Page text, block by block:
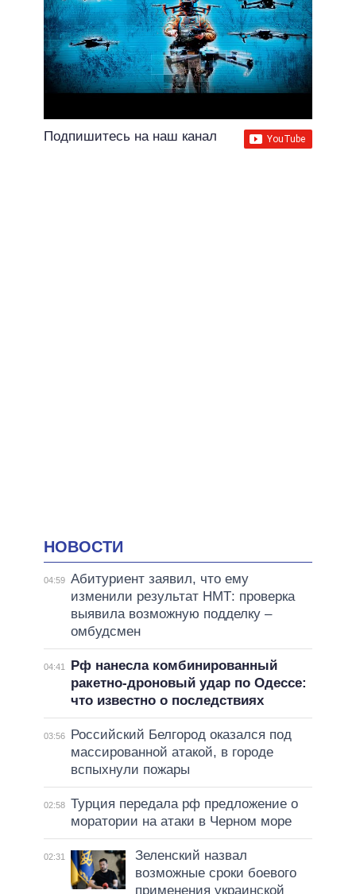
Подпишитесь на наш канал
НОВОСТИ
04:59 Абитуриент заявил, что ему
изменили результат НМТ: проверка
выявила возможную подделку –
омбудсмен
04:41
Рф нанесла комбинированный
ракетно-дроновый удар по Одессе:
что известно о последствиях
03:56
Российский Белгород оказался под
массированной атакой, в городе
вспыхнули пожары
02:58 Турция передала рф предложение о
моратории на атаки в Черном море
02:31
Зеленский назвал
возможные сроки боевого
применения украинской